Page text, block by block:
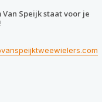
Van Speijk staat voor je